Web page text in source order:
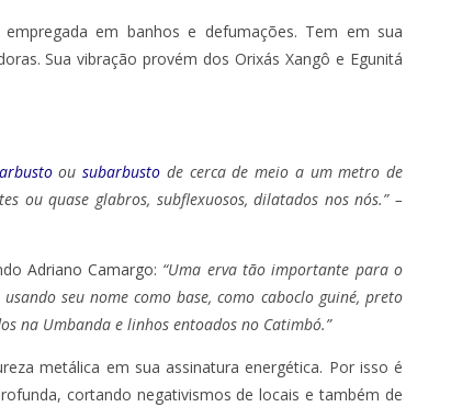
em banhos e defumações. Tem em sua
Sua vibração provém dos Orixás Xangô e Egunitá
arbustoou subarbusto de cerca de meio a um metro de
ou quase glabros, subflexuosos, dilatados nos nós.” –
Adriano Camargo: “Uma erva tão importante para o
seu nome como base, como caboclo guiné, preto
na Umbanda e linhos entoados no Catimbó.”
metálica em sua assinatura energética. Por isso é
cortando negativismos de locais e também de